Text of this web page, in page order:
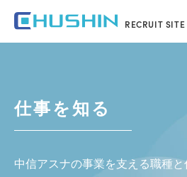
RECRUIT SITE
仕事を知る
中信アスナの事業を支える職種